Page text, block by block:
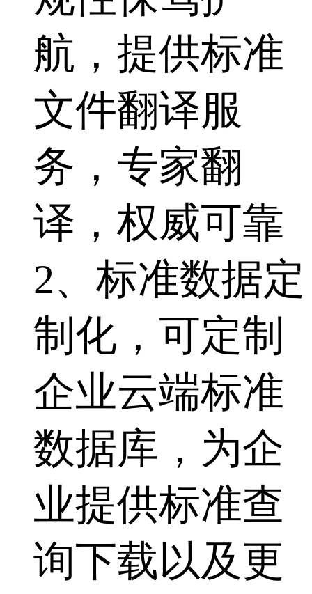
航，提供标准
文件翻译服
务，专家翻
译，权威可靠
2、标准数据定
制化，可定制
企业云端标准
数据库，为企
业提供标准查
询下载以及更